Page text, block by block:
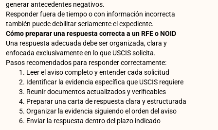
generar antecedentes negativos.
Responder fuera de tiempo o con información incorrecta
también puede debilitar seriamente el expediente.
Cómo preparar una respuesta correcta a un RFE o NOID
Una respuesta adecuada debe ser organizada, clara y
enfocada exclusivamente en lo que USCIS solicita.
Pasos recomendados para responder correctamente:
Leer el aviso completo y entender cada solicitud
Identificar la evidencia específica que USCIS requiere
Reunir documentos actualizados y verificables
Preparar una carta de respuesta clara y estructurada
Organizar la evidencia siguiendo el orden del aviso
Enviar la respuesta dentro del plazo indicado